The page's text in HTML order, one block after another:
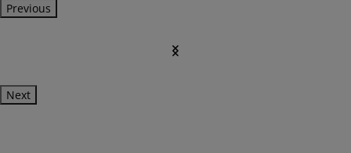
Previous
Next